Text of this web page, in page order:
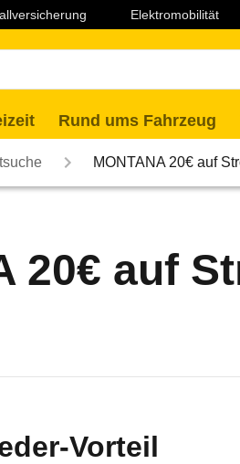
Elektromobilität
Rund ums Fahrzeug
MONTANA 20€ auf
20€ auf
Vorteil